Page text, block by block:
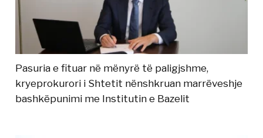
Pasuria e fituar në mënyrë të paligjshme,
kryeprokurori i Shtetit nënshkruan marrëveshje
bashkëpunimi me Institutin e Bazelit